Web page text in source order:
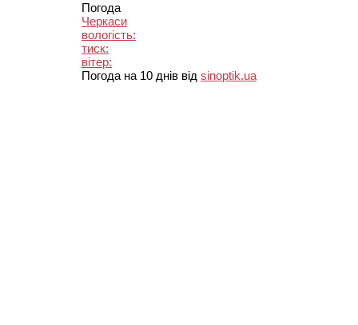
Погода
Черкаси
вологість:
тиск:
вітер:
Погода на 10 днів від sinoptik.ua